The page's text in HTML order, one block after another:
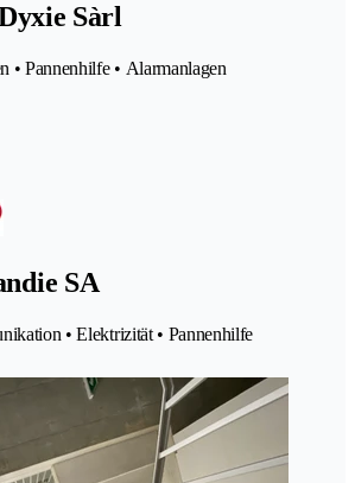
Sàrl
• Pannenhilfe • Alarmanlagen
SA
• Elektrizität • Pannenhilfe